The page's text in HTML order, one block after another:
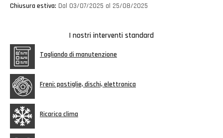
Chiusura estiva: Dal 03/07/2025 al 25/08/2025
I nostri interventi standard
Tagliando di manutenzione
Freni: pastiglie, dischi, elettronica
Ricarica clima